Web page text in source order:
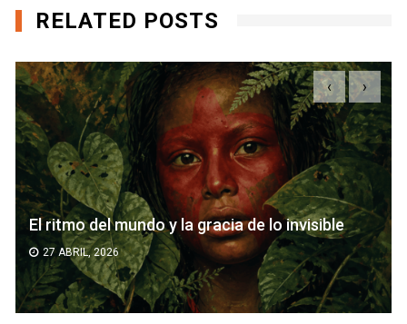
RELATED POSTS
El ritmo del mundo y la gracia de lo invisible
27 ABRIL, 2026
‹ ›